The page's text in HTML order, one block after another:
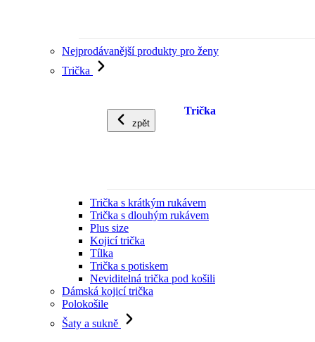
Nejprodávanější produkty pro ženy
Trička
zpět
Trička
Trička s krátkým rukávem
Trička s dlouhým rukávem
Plus size
Kojicí trička
Tílka
Trička s potiskem
Neviditelná trička pod košili
Dámská kojicí trička
Polokošile
Šaty a sukně